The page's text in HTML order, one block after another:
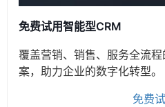
免费试用智能型CRM
覆盖营销、销售、服务全流
案，助力企业的数字化转型。
免费